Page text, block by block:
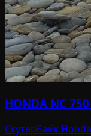
HONDA NC
Скутербайк